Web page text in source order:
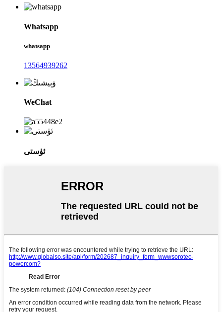
Whatsapp
whatsapp
13564939262
WeChat
ئۈستى